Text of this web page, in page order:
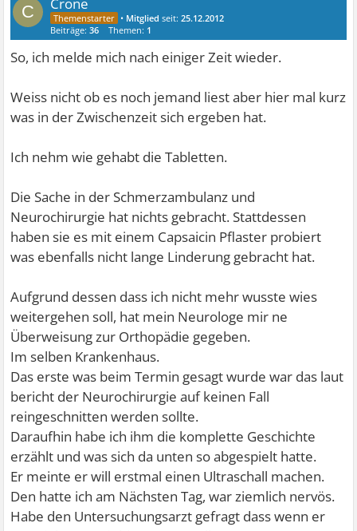
C • Mitglied seit:25.12.2012
Beiträge:36 Themen: 1
So, ich melde mich nach einiger Zeit wieder.
Weiss nicht ob es noch jemand liest aber hier mal kurz
was in der Zwischenzeit sich ergeben hat.
Ich nehm wie gehabt die Tabletten.
Die Sache in der Schmerzambulanz und
Neurochirurgie hat nichts gebracht. Stattdessen
haben sie es mit einem Capsaicin Pflaster probiert
was ebenfalls nicht lange Linderung gebracht hat.
Aufgrund dessen dass ich nicht mehr wusste wies
weitergehen soll, hat mein Neurologe mir ne
Überweisung zur Orthopädie gegeben.
Im selben Krankenhaus.
Das erste was beim Termin gesagt wurde war das laut
bericht der Neurochirurgie auf keinen Fall
reingeschnitten werden sollte.
Daraufhin habe ich ihm die komplette Geschichte
erzählt und was sich da unten so abgespielt hatte.
Er meinte er will erstmal einen Ultraschall machen.
Den hatte ich am Nächsten Tag, war ziemlich nervös.
Habe den Untersuchungsarzt gefragt dass wenn er